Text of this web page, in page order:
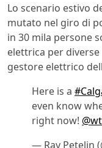
Lo scenario estivo
mutato nel giro di
in 30 mila persone
elettrica per
gestore elettrico
Here is a
even know
right now!
— Ray Petelin